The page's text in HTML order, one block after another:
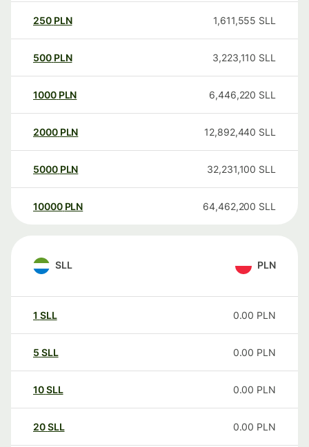
250 PLN 1,611,555 SLL
500 PLN 3,223,110 SLL
1000 PLN 6,446,220 SLL
2000 PLN 12,892,440 SLL
5000 PLN 32,231,100 SLL
10000 PLN 64,462,200 SLL
SLL PLN
1 SLL 0.00 PLN
5 SLL 0.00 PLN
10SLL 0.00 PLN
20SLL 0.00 PLN